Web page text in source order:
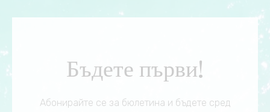
Бъдете първи!
Абонирайте се за бюлетина и бъдете сред